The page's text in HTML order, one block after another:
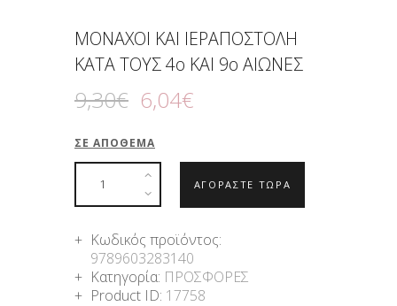
ΜΟΝΑΧΟΙ ΚΑΙ ΙΕΡΑΠΟΣΤΟΛΗ
ΚΑΤΑ ΤΟΥΣ 4ο ΚΑΙ 9ο ΑΙΩΝΕΣ
9,30€ 6,04€
ΣΕ ΑΠΌΘΕΜΑ
ΑΓΟΡΑΣΤΕ ΤΩΡΑ
Κωδικός προϊόντος:
9789603283140
Κατηγορία: ΠΡΟΣΦΟΡΕΣ
Product ID: 17758